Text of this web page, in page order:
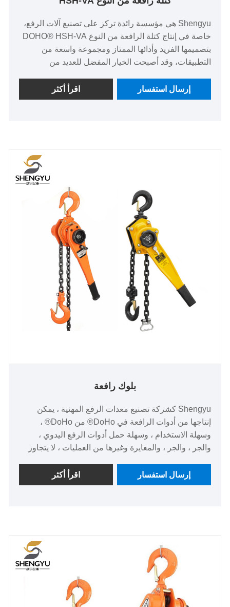
Shengyu هي مؤسسة رائدة تركز على تصنيع آلات الرفع،
خاصة في إنتاج كتلة الرافعة من النوع DOHO® HSH-VA
بتصميمها الفريد وأدائها الممتاز ومجموعة واسعة من
التطبيقات، وقد أصبحت الخيار المفضل للعديد من
اقرأ أكثر
إرسال استفسار
بلوك رافعة
Shengyu كشركة تصنيع معدات الرفع المهنية ، يمكن
إنتاجها من أدوات الرافعة في DoHo® من DoHo® ،
وسهلة الاستخدام ، وسهلة حمل أدوات الرفع اليدوي ،
والجر ، والجر ، والمعايرة وغيرها من العمليات ، لا يتجاوز
اقرأ أكثر
إرسال استفسار